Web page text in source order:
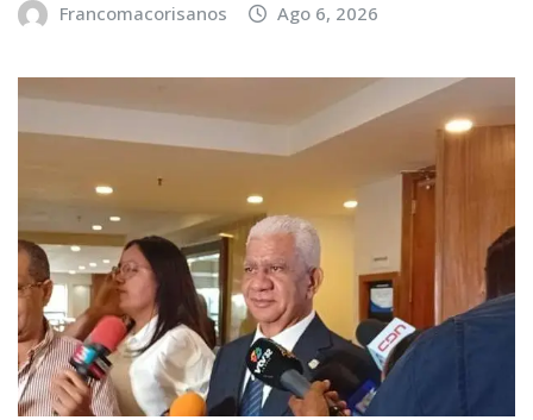
Francomacorisanos Ago 6, 2026